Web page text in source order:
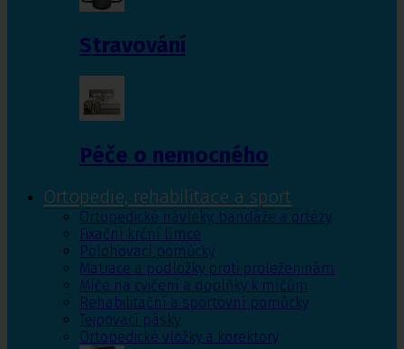
Stravování
Péče o nemocného
Ortopedie, rehabilitace a sport
Ortopedické návleky, bandáže a ortézy
Fixační krční límce
Polohovací pomůcky
Matrace a podložky proti proleženinám
Míče na cvičení a doplňky k míčům
Rehabilitační a sportovní pomůcky
Tejpovací pásky
Ortopedické vložky a korektory